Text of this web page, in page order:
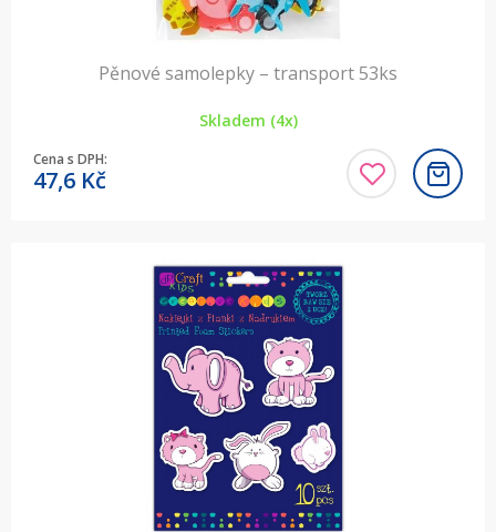
Pěnové samolepky – transport 53ks
Skladem (4x)
Cena s DPH:
47,6 Kč